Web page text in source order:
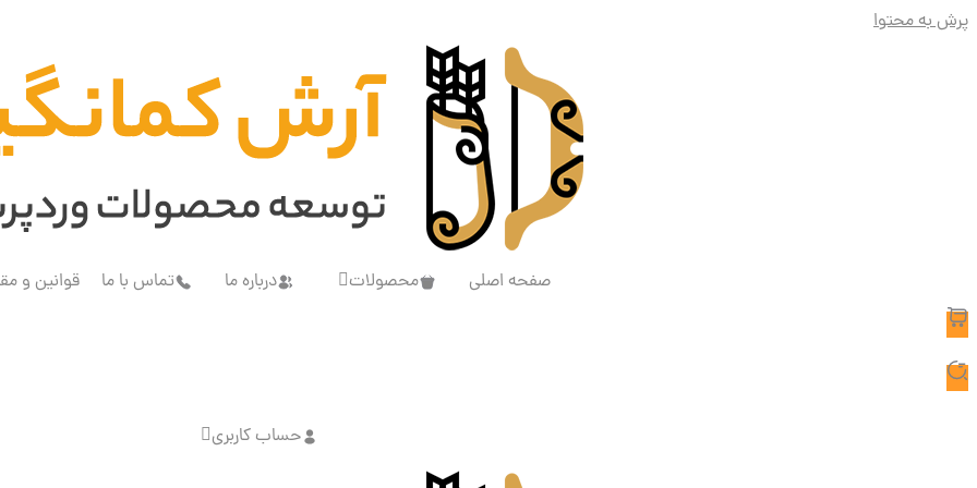
پرش به محتوا
صفحه اصلی محصولات درباره ما تماس با ما قوانین و
حساب کاربری